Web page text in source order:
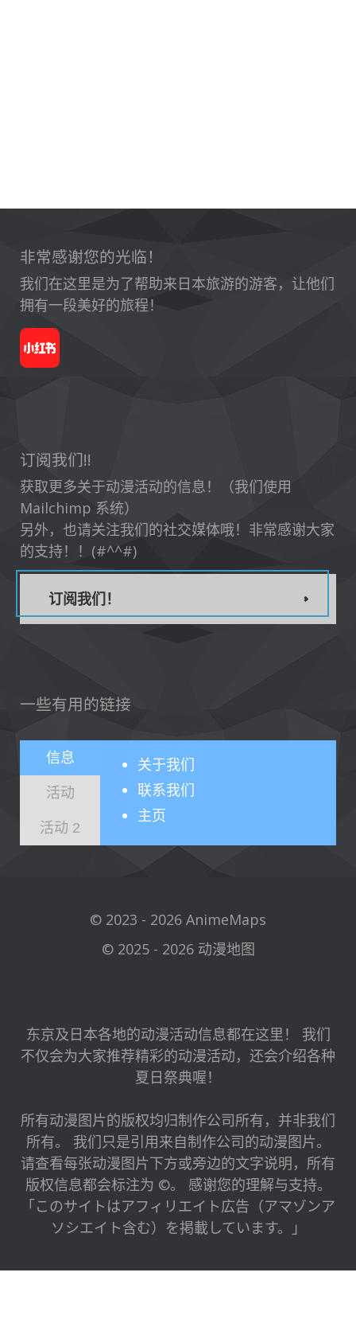
非常感谢您的光临！
我们在这里是为了帮助来日本旅游的游客，让他们
拥有一段美好的旅程！
订阅我们!!
获取更多关于动漫活动的信息！（我们使用
Mailchimp 系统）
另外，也请关注我们的社交媒体哦！非常感谢大家
的支持！！(#^^#)
订阅我们！
一些有用的链接
信息
活动
活动 2
关于我们
联系我们
主页
© 2023 - 2026 AnimeMaps
© 2025 - 2026 动漫地图
东京及日本各地的动漫活动信息都在这里！ 我们
不仅会为大家推荐精彩的动漫活动，还会介绍各种
夏日祭典喔！
所有动漫图片的版权均归制作公司所有，并非我们
所有。 我们只是引用来自制作公司的动漫图片。
请查看每张动漫图片下方或旁边的文字说明，所有
版权信息都会标注为 ©。 感谢您的理解与支持。
「このサイトはアフィリエイト広告（アマゾンア
ソシエイト含む）を掲載しています。」